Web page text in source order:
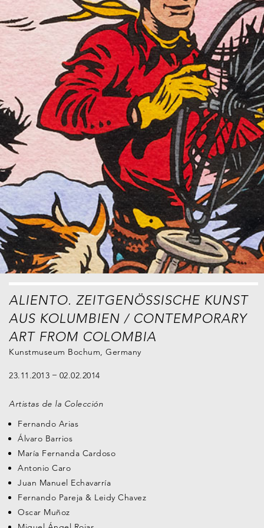
ALIENTO. ZEITGENÖSSISCHE KUNST
AUS KOLUMBIEN / CONTEMPORARY
ART FROM COLOMBIA
Kunstmuseum Bochum, Germany
23.11.2013 02.02.2014
Artistas de la Colección
Fernando Arias
Álvaro Barrios
María Fernanda Cardoso
Antonio Caro
Juan Manuel Echavarría
Fernando Pareja & Leidy Chavez
Oscar Muñoz